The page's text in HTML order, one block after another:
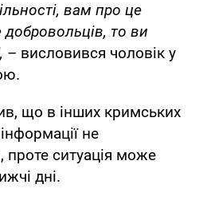
вам про це
то ви
– висловився чоловік у
що в інших кримських
не
ситуація може
дні.